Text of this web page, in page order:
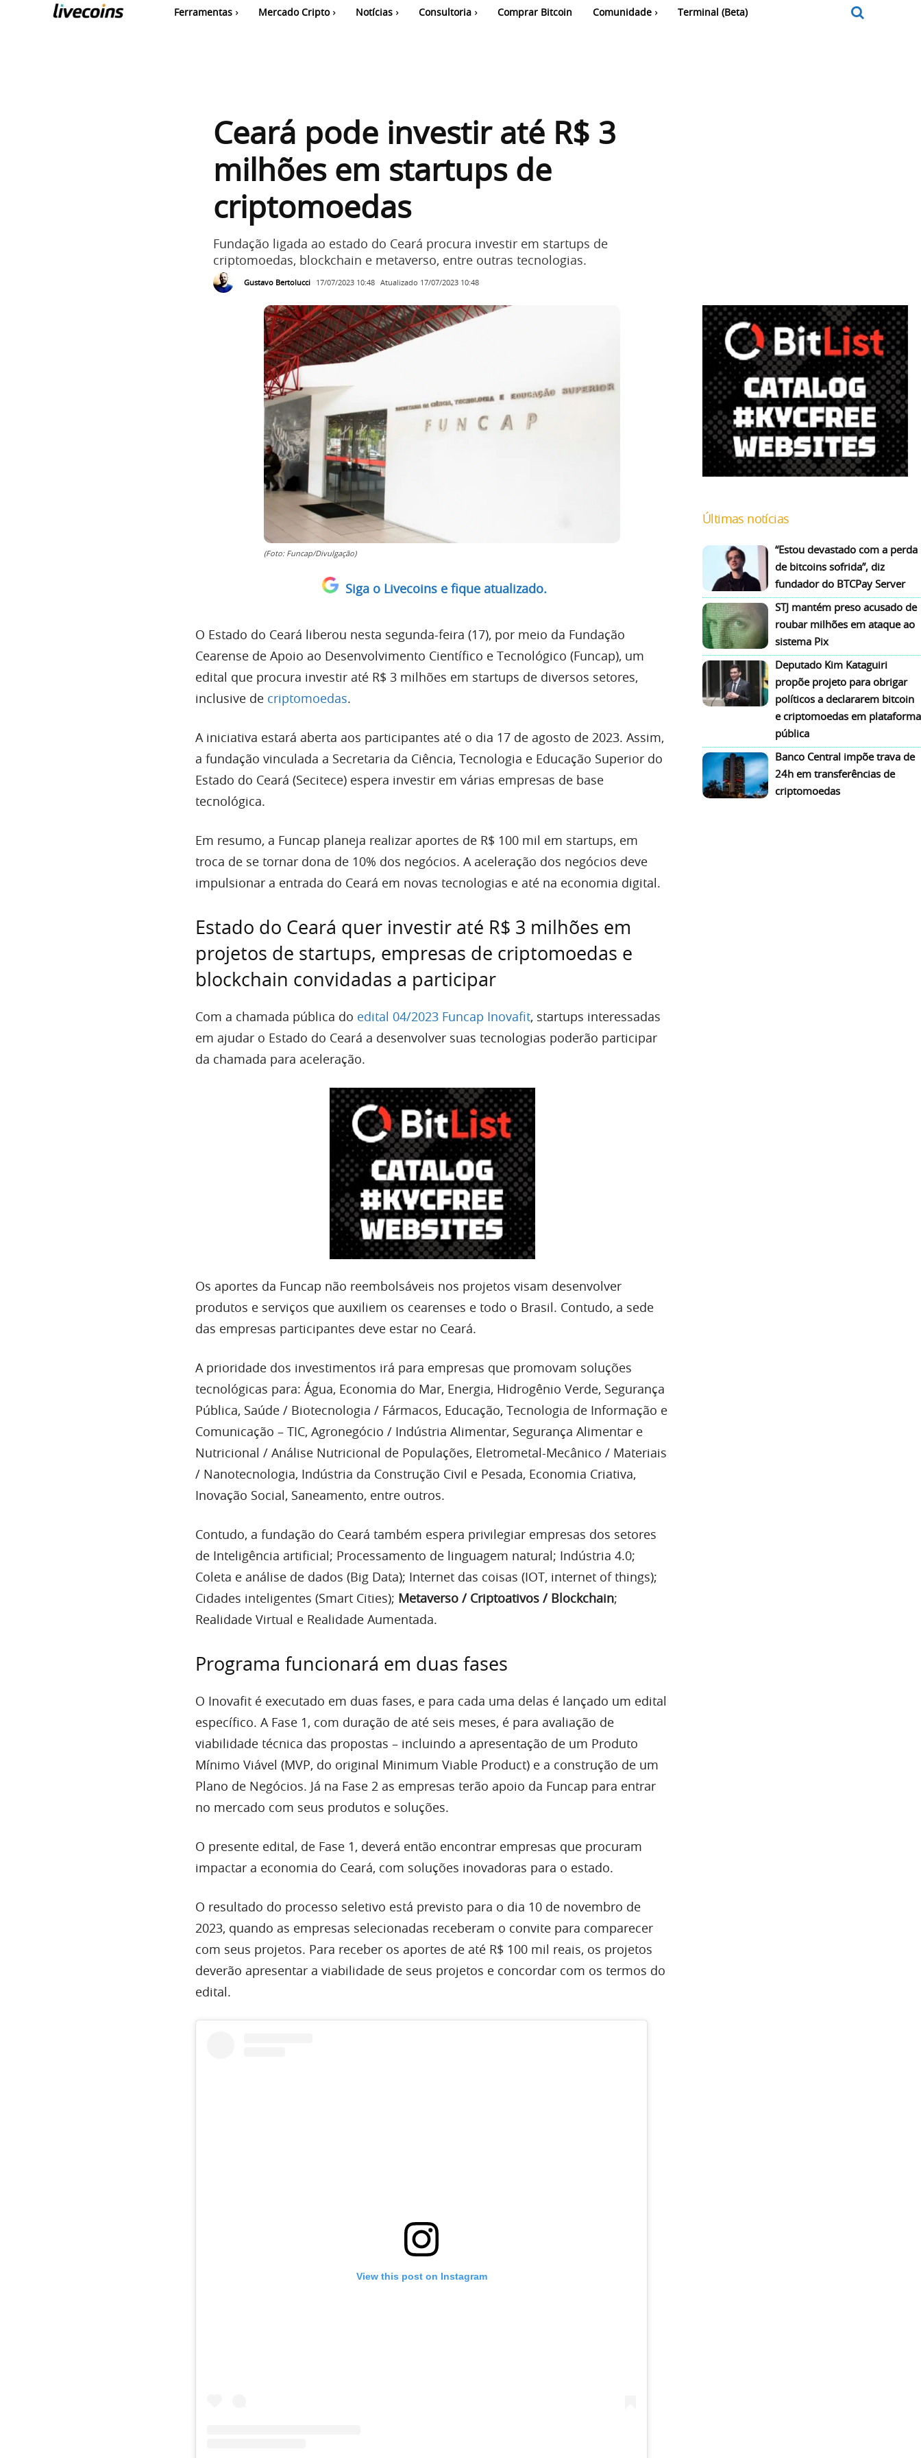
Ferramentas Mercado Cripto Notícias Consultoria Comprar Bitcoin Comunidade Terminal (Beta)
Ceará pode investir até R$ 3
milhões em startups de
criptomoedas
Fundação ligada ao estado do Ceará procura investir em startups de
criptomoedas, blockchain e metaverso, entre outras tecnologias.
Gustavo Bertolucci 17/07/2023 10:48 Atualizado 17/07/2023 10:48
(Foto: Funcap/Divulgação)
Siga o Livecoins e fique atualizado.
O Estado do Ceará liberou nesta segunda-feira (17), por meio da Fundação
Cearense de Apoio ao Desenvolvimento Científico e Tecnológico (Funcap), um
edital que procura investir até R$ 3 milhões em startups de diversos setores,
inclusive de criptomoedas.
A iniciativa estará aberta aos participantes até o dia 17 de agosto de 2023. Assim,
a fundação vinculada a Secretaria da Ciência, Tecnologia e Educação Superior do
Estado do Ceará (Secitece) espera investir em várias empresas de base
tecnológica.
Em resumo, a Funcap planeja realizar aportes de R$ 100 mil em startups, em
troca de se tornar dona de 10% dos negócios. A aceleração dos negócios deve
impulsionar a entrada do Ceará em novas tecnologias e até na economia digital.
Estado do Ceará quer investir até R$ 3 milhões em
projetos de startups, empresas de criptomoedas e
blockchain convidadas a participar
Com a chamada pública do edital 04/2023 Funcap Inovafit, startups interessadas
em ajudar o Estado do Ceará a desenvolver suas tecnologias poderão participar
da chamada para aceleração.
Os aportes da Funcap não reembolsáveis nos projetos visam desenvolver
produtos e serviços que auxiliem os cearenses e todo o Brasil. Contudo, a sede
das empresas participantes deve estar no Ceará.
A prioridade dos investimentos irá para empresas que promovam soluções
tecnológicas para: Água, Economia do Mar, Energia, Hidrogênio Verde, Segurança
Pública, Saúde / Biotecnologia / Fármacos, Educação, Tecnologia de Informação e
Comunicação – TIC, Agronegócio / Indústria Alimentar, Segurança Alimentar e
Nutricional / Análise Nutricional de Populações, Eletrometal-Mecânico / Materiais
/ Nanotecnologia, Indústria da Construção Civil e Pesada, Economia Criativa,
Inovação Social, Saneamento, entre outros.
Contudo, a fundação do Ceará também espera privilegiar empresas dos setores
de Inteligência artificial; Processamento de linguagem natural; Indústria 4.0;
Coleta e análise de dados (Big Data); Internet das coisas (IOT, internet of things);
Cidades inteligentes (Smart Cities); Metaverso / Criptoativos / Blockchain;
Realidade Virtual e Realidade Aumentada.
Programa funcionará em duas fases
O Inovafit é executado em duas fases, e para cada uma delas é lançado um edital
específico. A Fase 1, com duração de até seis meses, é para avaliação de
viabilidade técnica das propostas – incluindo a apresentação de um Produto
Mínimo Viável (MVP, do original Minimum Viable Product) e a construção de um
Plano de Negócios. Já na Fase 2 as empresas terão apoio da Funcap para entrar
no mercado com seus produtos e soluções.
O presente edital, de Fase 1, deverá então encontrar empresas que procuram
impactar a economia do Ceará, com soluções inovadoras para o estado.
O resultado do processo seletivo está previsto para o dia 10 de novembro de
2023, quando as empresas selecionadas receberam o convite para comparecer
com seus projetos. Para receber os aportes de até R$ 100 mil reais, os projetos
deverão apresentar a viabilidade de seus projetos e concordar com os termos do
edital.
View this post on Instagram
Últimas notícias
“Estou devastado com a perda
de bitcoins sofrida”, diz
fundador do BTCPay Server
STJ mantém preso acusado de
roubar milhões em ataque ao
sistema Pix
Deputado Kim Kataguiri
propõe projeto para obrigar
políticos a declararem bitcoin
e criptomoedas em plataforma
pública
Banco Central impõe trava de
24h em transferências de
criptomoedas